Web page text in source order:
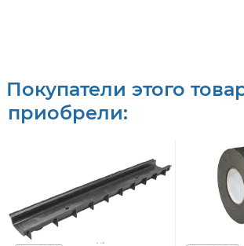
Покупатели этого
приобрели: